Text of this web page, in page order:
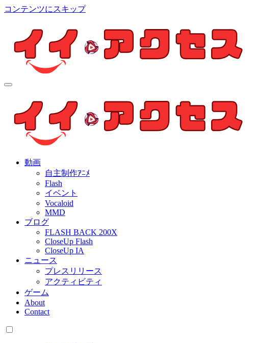
コンテンツにスキップ
個人制作アニメを中心とした動画紹介ブログ
動画
自主制作ｱﾆﾒ
Flash
イベント
Vocaloid
MMD
ブログ
FLASH BACK 200X
CloseUp Flash
CloseUp IA
ニュース
プレスリリース
アクティビティ
ゲーム
About
Contact